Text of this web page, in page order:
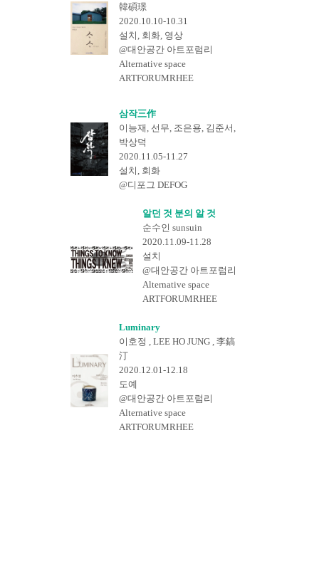
韓碩璟
2020.10.10-10.31
설치, 회화, 영상
@대안공간 아트포럼리
Alternative space
ARTFORUMRHEE
삼작三作
이능재, 선무, 조은용, 김준서,
박상덕
2020.11.05-11.27
설치, 회화
@디포그 DEFOG
알던 것 분의 알 것
순수인 sunsuin
2020.11.09-11.28
설치
@대안공간 아트포럼리
Alternative space
ARTFORUMRHEE
Luminary
이호정 , LEE HO JUNG , 李鎬
汀
2020.12.01-12.18
도예
@대안공간 아트포럼리
Alternative space
ARTFORUMRHEE